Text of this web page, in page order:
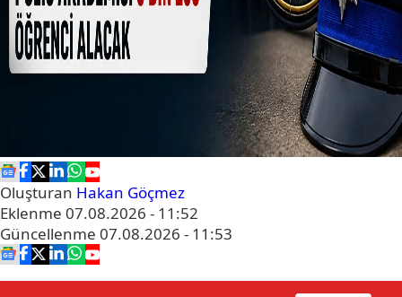
Oluşturan Hakan Göçmez
Eklenme 07.08.2026 - 11:52
Güncellenme 07.08.2026 - 11:53